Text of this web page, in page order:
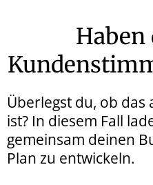
Haben
Überlegst du, ob das
ist? In diesem Fall
gemeinsam deinen
Plan zu entwickeln.